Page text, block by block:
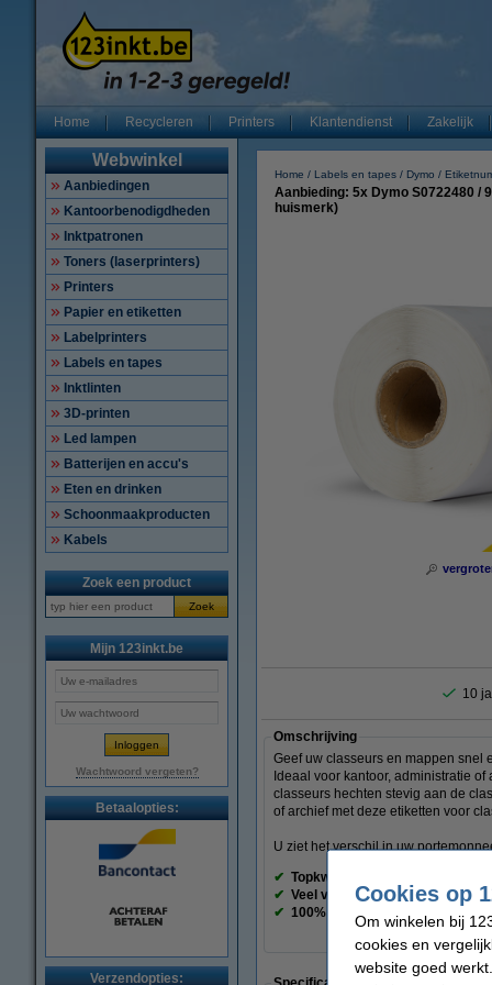
Home Recycleren Printers Klantendienst Zakelijk
Webwinkel
Aanbiedingen
Kantoorbenodigdheden
Inktpatronen
Toners (laserprinters)
Printers
Papier en etiketten
Labelprinters
Labels en tapes
Inktlinten
3D-printen
Led lampen
Batterijen en accu's
Eten en drinken
Schoonmaakproducten
Kabels
Zoek een product
Zoek
Mijn 123inkt.be
Wachtwoord vergeten?
Betaalopties:
Verzendopties:
Home Labels en tapes Dymo
Aanbieding: 5x Dymo S0722480 /
huismerk)
10
Omschrijving
Geef uw classeurs en mappen snel
Ideaal voor kantoor, administratie
classeurs hechten stevig aan de
of archief met deze etiketten voor
U ziet het verschil in uw
✔ Topkwaliteit
✔ Veel voordeliger
✔ 100% garantie
Cookies op
Om winkelen bij
cookies en
website goed